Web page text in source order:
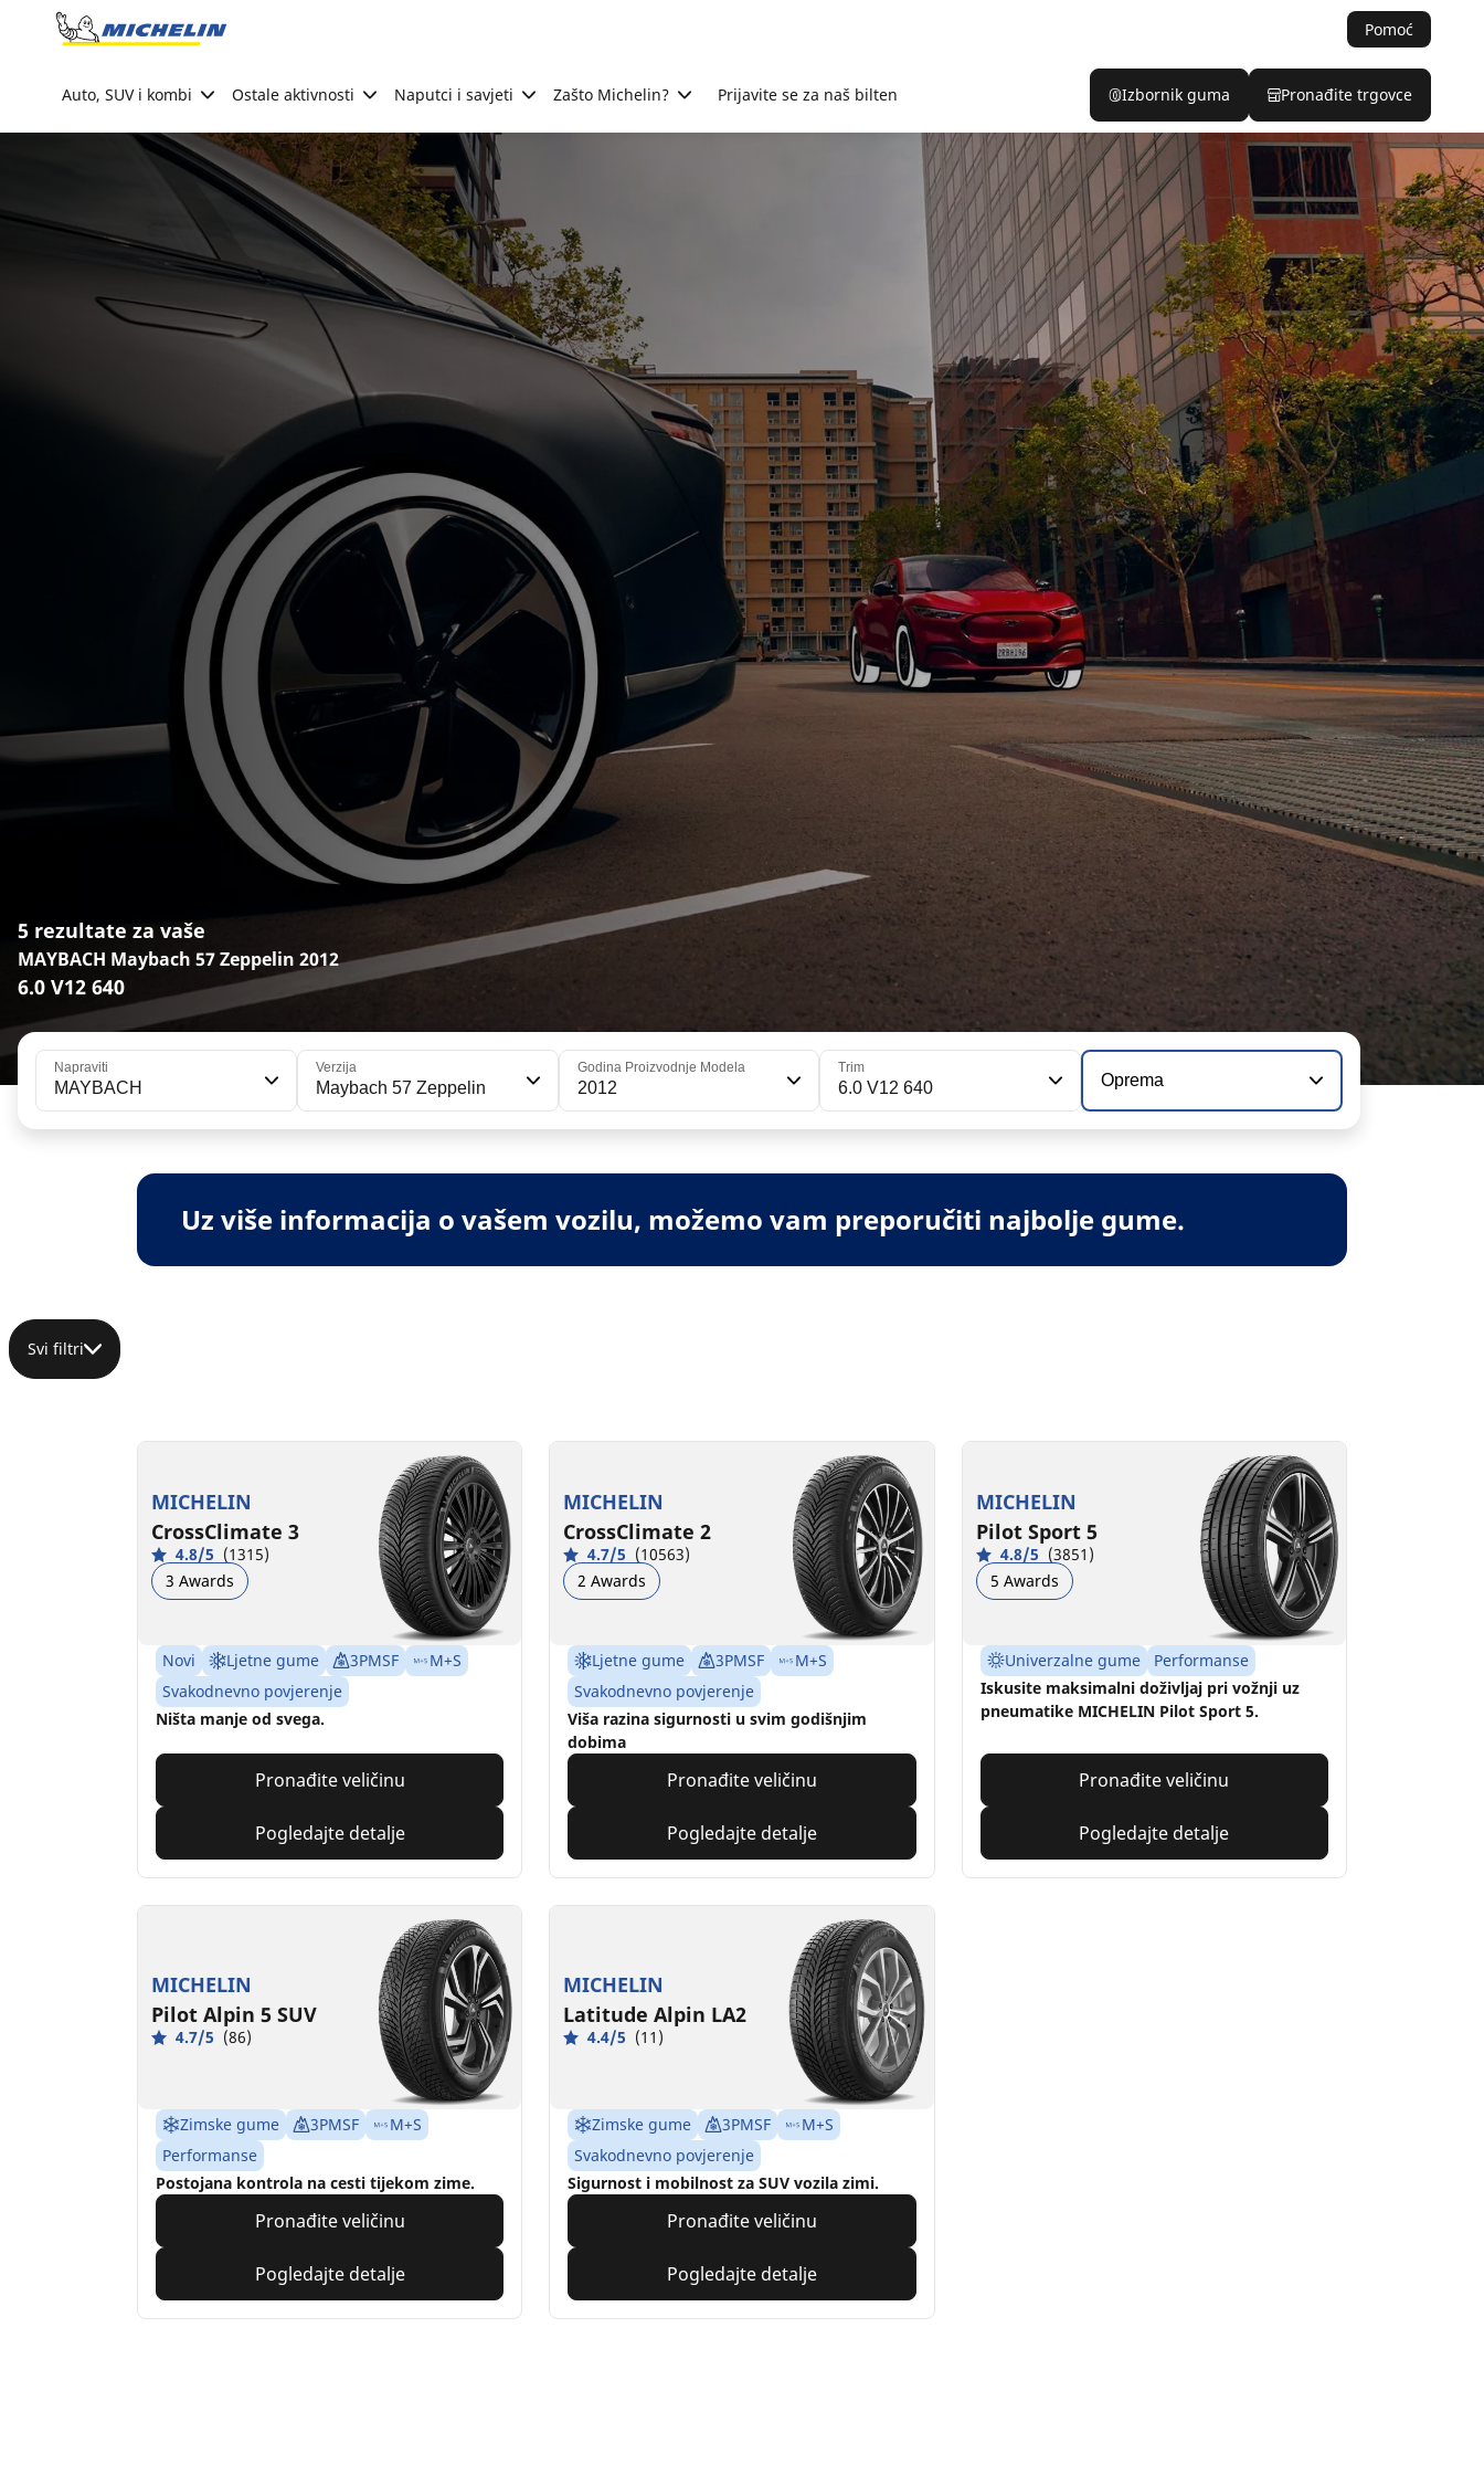
Go to page content
Pomoć
Auto, SUV i kombi Ostale aktivnosti Naputci i savjeti Zašto Michelin? Prijavite se za naš bilten Izbornik guma Pronađite trgovce
5 rezultate za vaše
MAYBACH Maybach 57 Zeppelin 2012
6.0 V12 640
Napraviti
MAYBACH
Verzija
Maybach 57 Zeppelin
Godina Proizvodnje Modela
2012
Trim
6.0 V12 640 Oprema
Uz više informacija o vašem vozilu, možemo vam preporučiti najbolje gume.
Svi filtri
MICHELIN
CrossClimate 3
4.8/5 (1315)
3 Awards
Novi Ljetne gume 3PMSF
M+S
Svakodnevno povjerenje
Ništa manje od svega.
Pronađite veličinu
Pogledajte detalje
MICHELIN
CrossClimate 2
4.7/5 (10563)
2 Awards
Ljetne gume 3PMSF
M+S
Svakodnevno povjerenje
Viša razina sigurnosti u svim godišnjim
dobima
Pronađite veličinu
Pogledajte detalje
MICHELIN
Pilot Sport 5
4.8/5 (3851)
5 Awards
Univerzalne gume
Performanse
Iskusite maksimalni doživljaj pri vožnji uz
pneumatike MICHELIN Pilot Sport 5.
Pronađite veličinu
Pogledajte detalje
MICHELIN
Pilot Alpin 5 SUV
4.7/5 (86)
Zimske gume 3PMSF
M+S
Performanse
Postojana kontrola na cesti tijekom zime.
Pronađite veličinu
Pogledajte detalje
MICHELIN
Latitude Alpin LA2
4.4/5 (11)
Zimske gume 3PMSF
M+S
Svakodnevno povjerenje
Sigurnost i mobilnost za SUV vozila zimi.
Pronađite veličinu
Pogledajte detalje